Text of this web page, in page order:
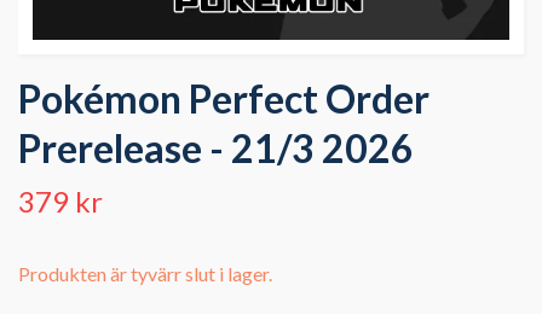
Pokémon Perfect Order
Prerelease - 21/3 2026
379 kr
Produkten är tyvärr slut i lager.